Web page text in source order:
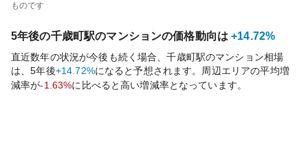
ものです
5年後の千歳町駅のマンションの価格動向は +14.72%
直近数年の状況が今後も続く場合、千歳町駅のマンション相場
は、5年後+14.72%になると予想されます。周辺エリアの平均増
減率が-1.63%に比べると高い増減率となっています。